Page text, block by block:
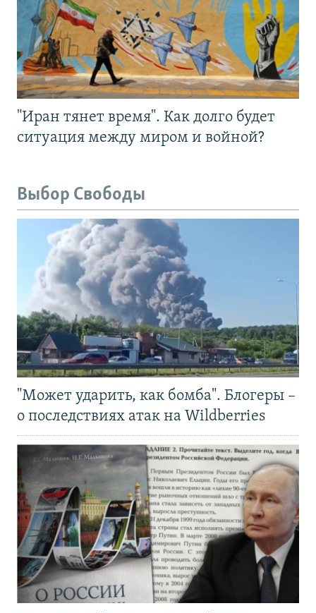
"Иран тянет время". Как долго будет
ситуация между миром и войной?
Выбор Свободы
"Может ударить, как бомба". Блогеры –
о последствиях атак на Wildberries